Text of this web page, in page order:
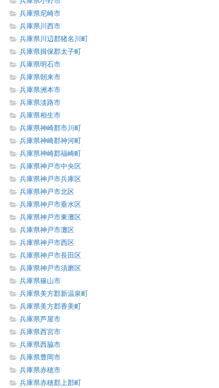
兵庫県尼崎市
兵庫県川西市
兵庫県川辺郡猪名川町
兵庫県揖保郡太子町
兵庫県明石市
兵庫県朝来市
兵庫県洲本市
兵庫県淡路市
兵庫県相生市
兵庫県神崎郡市川町
兵庫県神崎郡神河町
兵庫県神崎郡福崎町
兵庫県神戸市中央区
兵庫県神戸市兵庫区
兵庫県神戸市北区
兵庫県神戸市垂水区
兵庫県神戸市東灘区
兵庫県神戸市灘区
兵庫県神戸市西区
兵庫県神戸市長田区
兵庫県神戸市須磨区
兵庫県篠山市
兵庫県美方郡新温泉町
兵庫県美方郡香美町
兵庫県芦屋市
兵庫県西宮市
兵庫県西脇市
兵庫県豊岡市
兵庫県赤穂市
兵庫県赤穂郡上郡町